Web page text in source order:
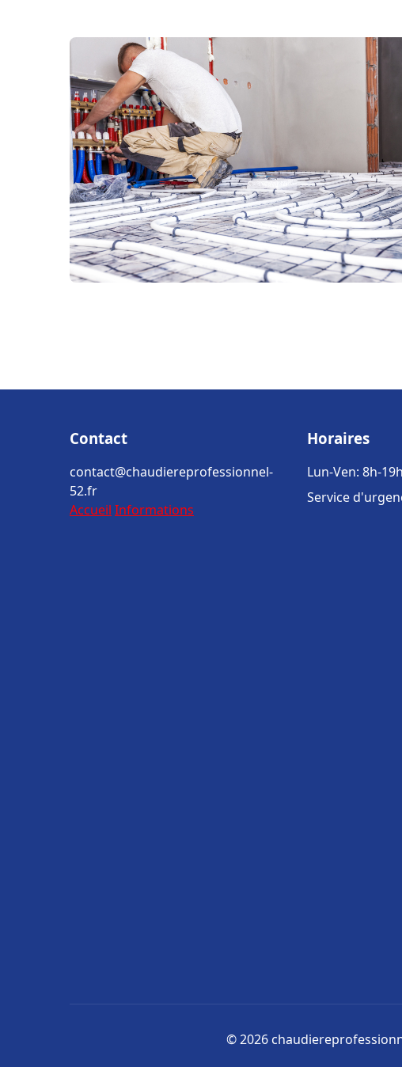
Contact
contact@chaudiereprofessionnel-
52.fr
Accueil Informations
Horaires
Lun-Ven: 8h-19h
Service
© 2026